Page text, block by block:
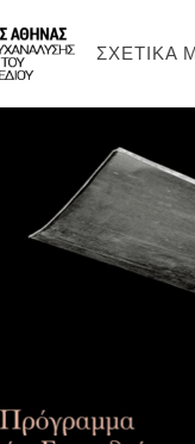
ΣΧΕΤΙΚΑ